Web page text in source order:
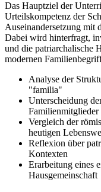
Das Hauptziel der
Urteilskompetenz der
Auseinandersetzung mit
Dabei wird hinterfragt,
und die patriarchalische
modernen
Analyse der
"familia"
Unterscheidung
Familienmitglieder
Vergleich der
heutigen
Reflexion über
Kontexten
Erarbeitung eines
Hausgemeinschaft